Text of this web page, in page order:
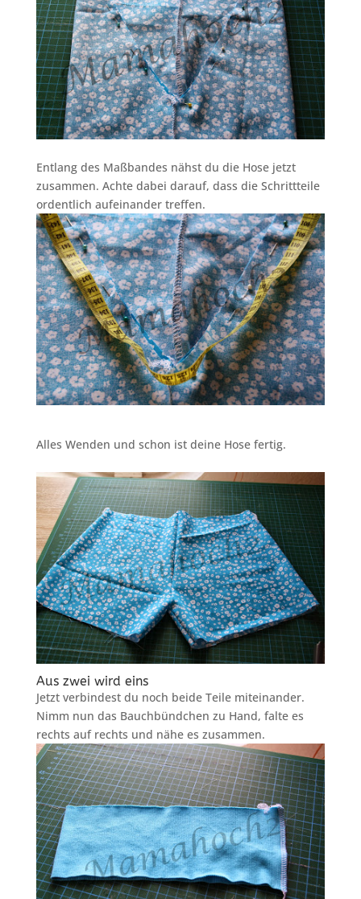
Entlang des Maßbandes nähst du die Hose jetzt
zusammen. Achte dabei darauf, dass die Schrittteile
ordentlich aufeinander treffen.
Alles Wenden und schon ist deine Hose fertig.
Aus zwei wird eins
Jetzt verbindest du noch beide Teile miteinander.
Nimm nun das Bauchbündchen zu Hand, falte es
rechts auf rechts und nähe es zusammen.